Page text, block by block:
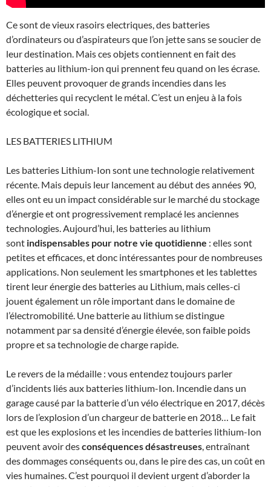
Ce sont de vieux rasoirs electriques, des batteries
d’ordinateurs ou d’aspirateurs que l’on jette sans se soucier de
leur destination. Mais ces objets contiennent en fait des
batteries au lithium-ion qui prennent feu quand on les écrase.
Elles peuvent provoquer de grands incendies dans les
déchetteries qui recyclent le métal. C’est un enjeu à la fois
écologique et social.
LES BATTERIES LITHIUM
Les batteries Lithium-Ion sont une technologie relativement
récente. Mais depuis leur lancement au début des années 90,
elles ont eu un impact considérable sur le marché du stockage
d’énergie et ont progressivement remplacé les anciennes
technologies. Aujourd’hui, les batteries au lithium
sont indispensables pour notre vie quotidienne : elles sont
petites et efficaces, et donc intéressantes pour de nombreuses
applications. Non seulement les smartphones et les tablettes
tirent leur énergie des batteries au Lithium, mais celles-ci
jouent également un rôle important dans le domaine de
l’électromobilité. Une batterie au lithium se distingue
notamment par sa densité d’énergie élevée, son faible poids
propre et sa technologie de charge rapide.
Le revers de la médaille : vous entendez toujours parler
d’incidents liés aux batteries lithium-Ion. Incendie dans un
garage causé par la batterie d’un vélo électrique en 2017, décès
lors de l’explosion d’un chargeur de batterie en 2018… Le fait
est que les explosions et les incendies de batteries lithium-Ion
peuvent avoir desconséquences désastreuses , entraînant
des dommages conséquents ou, dans le pire des cas, un coût en
vies humaines. C’est pourquoi il devient urgent d’aborder la